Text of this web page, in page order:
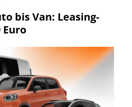
bis Van: Leasing-